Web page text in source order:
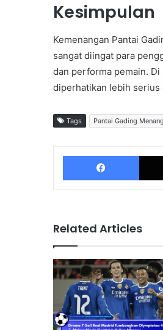
Kesimpulan
Kemenangan Pantai
sangat diingat para
dan performa pemain.
diperhatikan lebih serius
Tags Pantai Gading
Facebook
Related Articles